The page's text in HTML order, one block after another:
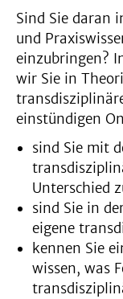
Sind Sie daran
und
einzubringen?
wir Sie in
einstündigen
sind Sie mit
Unterschied
sind Sie in
eigene
kennen Sie
wissen, was